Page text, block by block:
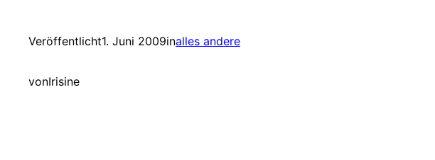
Veröffentlicht1. Juni 2009inalles andere
vonIrisine